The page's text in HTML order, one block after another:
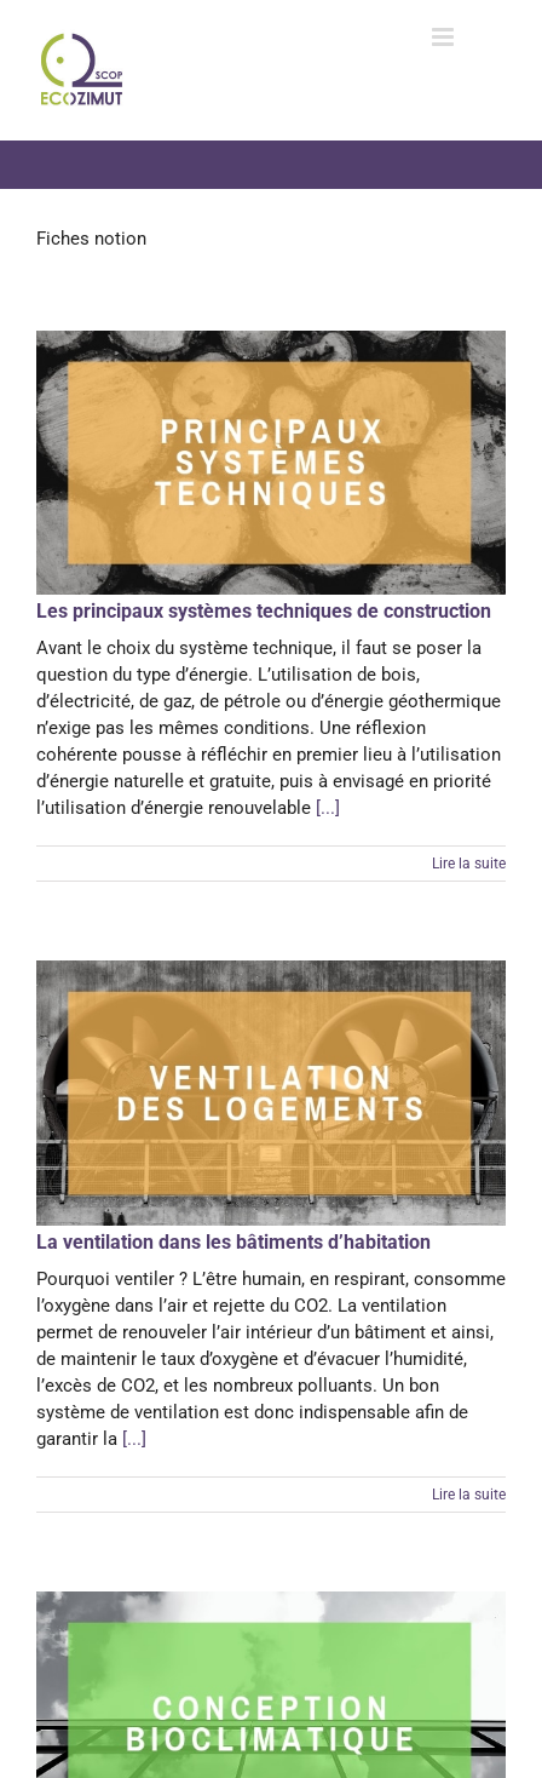
contenu
Fiches notion
Les principaux systèmes techniques de construction
Avant le choix du système technique, il faut se poser la
question du type d’énergie. L’utilisation de bois,
d’électricité, de gaz, de pétrole ou d’énergie géothermique
n’exige pas les mêmes conditions. Une réflexion
cohérente pousse à réfléchir en premier lieu à l’utilisation
d’énergie naturelle et gratuite, puis à envisagé en priorité
l’utilisation d’énergie renouvelable [...]
Lire la suite
La ventilation dans les bâtiments d’habitation
Pourquoi ventiler ? L’être humain, en respirant, consomme
l’oxygène dans l’air et rejette du CO2. La ventilation
permet de renouveler l’air intérieur d’un bâtiment et ainsi,
de maintenir le taux d’oxygène et d’évacuer l’humidité,
l’excès de CO2, et les nombreux polluants. Un bon
système de ventilation est donc indispensable afin de
garantir la [...]
Lire la suite